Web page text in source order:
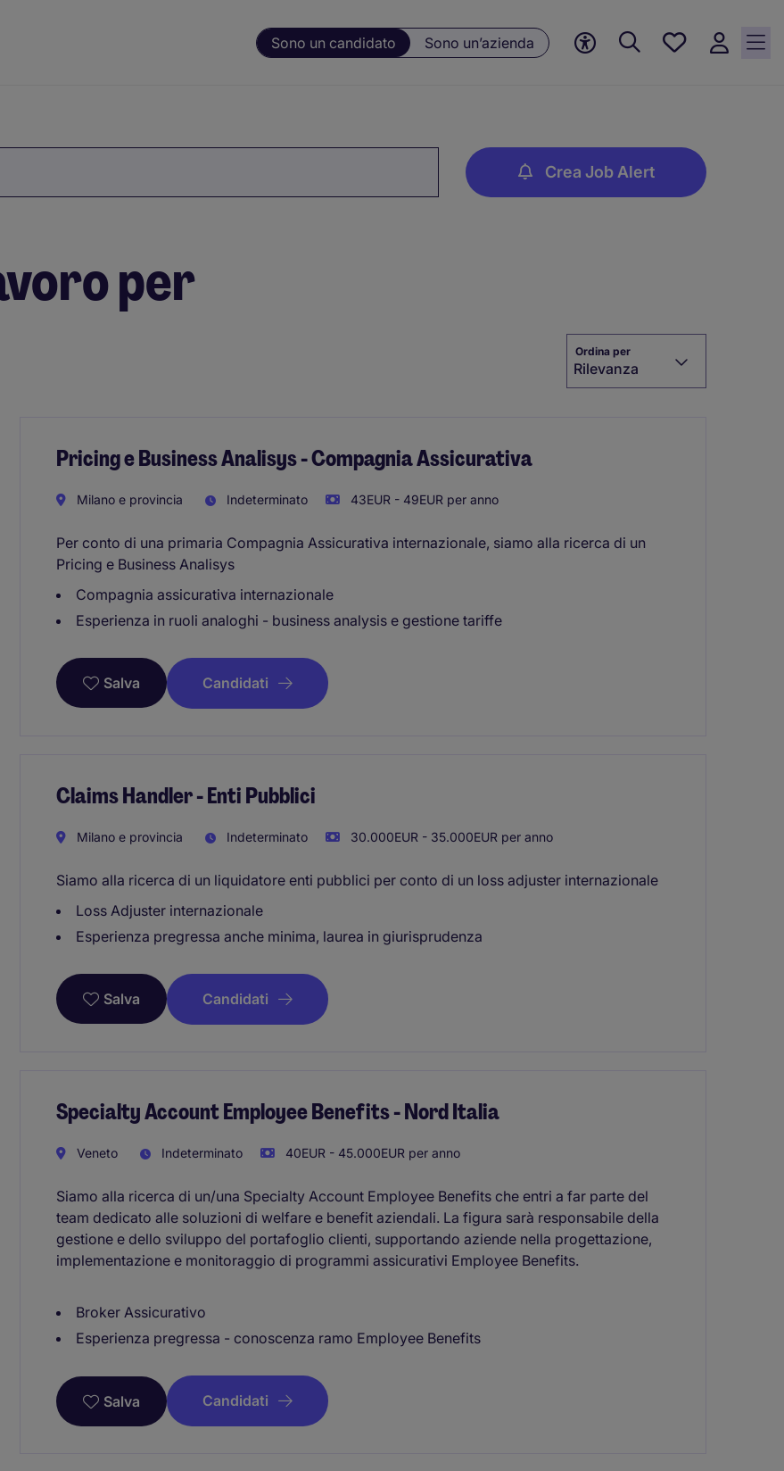
Sono un candidato Sono un’azienda
Preferiti, 0
Crea Job Alert
per
Ordina per
Rilevanza
Pricing e Business Analisys - Compagnia Assicurativa
Milano e provincia Indeterminato 43EUR - 49EUR per anno
Per conto di una primaria Compagnia Assicurativa internazionale, siamo alla ricerca di un
Pricing e Business Analisys
Compagnia assicurativa internazionale
Esperienza in ruoli analoghi - business analysis e gestione tariffe
Salva Candidati
Claims Handler - Enti Pubblici
Milano e provincia Indeterminato 30.000EUR - 35.000EUR per anno
Siamo alla ricerca di un liquidatore enti pubblici per conto di un loss adjuster internazionale
Loss Adjuster internazionale
Esperienza pregressa anche minima, laurea in giurisprudenza
Salva Candidati
Specialty Account Employee Benefits - Nord Italia
Veneto Indeterminato 40EUR - 45.000EUR per anno
Siamo alla ricerca di un/una Specialty Account Employee Benefits che entri a far parte del
team dedicato alle soluzioni di welfare e benefit aziendali. La figura sarà responsabile della
gestione e dello sviluppo del portafoglio clienti, supportando aziende nella progettazione,
implementazione e monitoraggio di programmi assicurativi Employee Benefits.
Broker Assicurativo
Esperienza pregressa - conoscenza ramo Employee Benefits
Salva Candidati